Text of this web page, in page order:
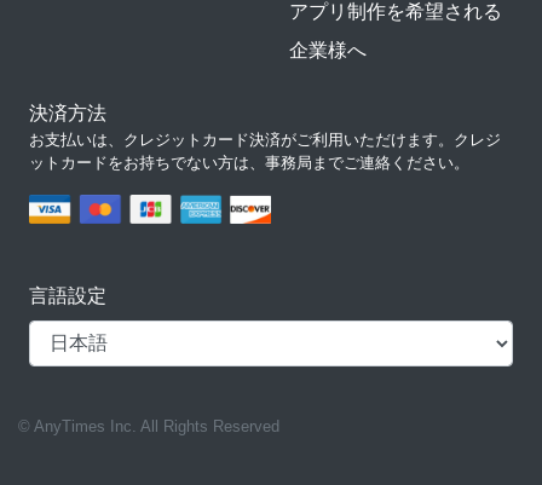
アプリ制作を希望される
企業様へ
決済方法
お支払いは、クレジットカード決済がご利用いただけます。クレジ
ットカードをお持ちでない方は、事務局までご連絡ください。
言語設定
© AnyTimes Inc. All Rights Reserved